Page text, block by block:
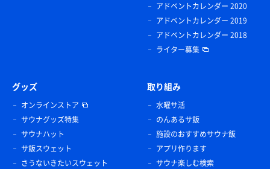
アドベントカレンダー 2020
アドベントカレンダー 2019
アドベントカレンダー 2018
ライター募集
グッズ
オンラインストア
サウナグッズ特集
サウナハット
サ飯スウェット
さうないきたいスウェット
取り組み
水曜サ活
のんあるサ飯
施設のおすすめサウナ飯
アプリ作ります
サウナ楽しむ検索